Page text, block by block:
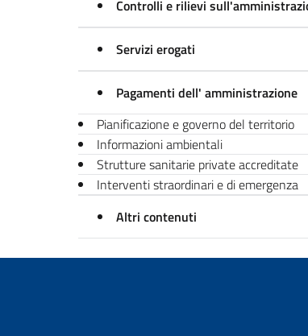
Controlli e rilievi
Servizi erogati
Pagamenti dell' amministrazione
Pianificazione e governo del territorio
Informazioni ambientali
Strutture sanitarie private accreditate
Interventi straordinari e di emergenza
Altri contenuti